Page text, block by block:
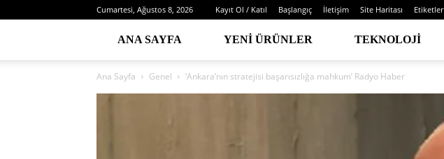
Cumartesi, Ağustos 8, 2026 Kayıt Ol / Katıl Başlangıç İletişim Site Haritası Etiketler
ANA SAYFA YENI ÜRÜNLER TEKNOLOJI
Ana Sayfa Genel ‘Ankara’nın stratejisi başarısızlığa mahkum’ Radyo Haber